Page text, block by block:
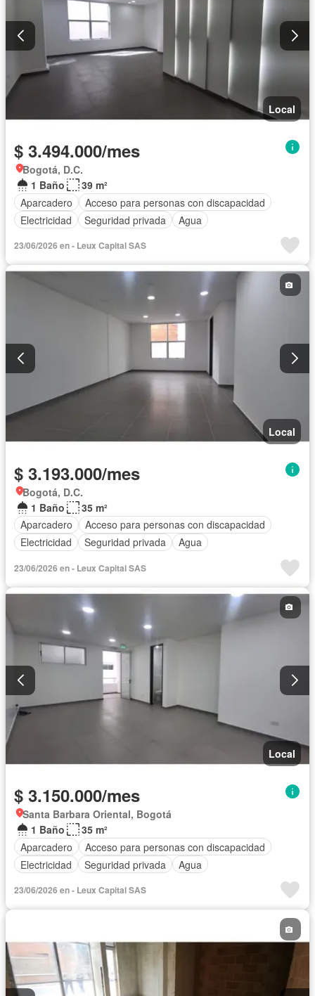
Local
$ 3.494.000/mes
Bogotá, D.C.
1 Baño
39 m²
Aparcadero
Acceso para personas con discapacidad
Electricidad
Seguridad privada Agua
23/06/2026 en - Leux Capital SAS
Local
$ 3.193.000/mes
Bogotá, D.C.
1 Baño
35 m²
Aparcadero
Acceso para personas con discapacidad
Electricidad
Seguridad privada Agua
23/06/2026 en - Leux Capital SAS
Local
$ 3.150.000/mes
Santa Barbara Oriental, Bogotá
1 Baño
35 m²
Aparcadero
Acceso para personas con discapacidad
Electricidad
Seguridad privada Agua
23/06/2026 en - Leux Capital SAS